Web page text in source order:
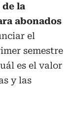
la
abonados
el
semestre
es el valor
y las